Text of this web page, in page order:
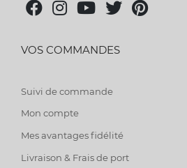
VOS COMMANDES
Suivi de commande
Mon compte
Mes avantages fidélité
Livraison & Frais de port